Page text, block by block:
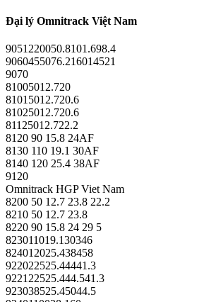
Đại lý Omnitrack Việt Nam
9051220050.8101.698.4
9060455076.216014521
9070
81005012.720
81015012.720.6
81025012.720.6
81125012.722.2
8120 90 15.8 24AF
8130 110 19.1 30AF
8140 120 25.4 38AF
9120
Omnitrack HGP Viet Nam
8200 50 12.7 23.8 22.2
8210 50 12.7 23.8
8220 90 15.8 24 29 5
823011019.130346
824012025.438458
922022525.44441.3
922122525.444.541.3
923038525.45044.5